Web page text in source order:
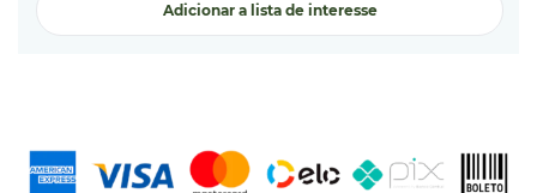
Adicionar a lista de interesse